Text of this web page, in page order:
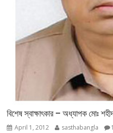
বিশেষ স্বাক্ষাৎকার – অধ্যাপক মোঃ
April 1, 2012 sasthabangla 1